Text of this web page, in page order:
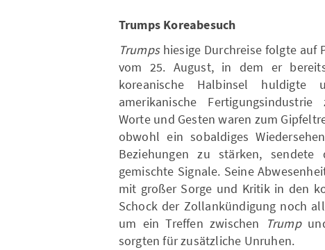
Trumps Koreabesuch
Trumpshiesige Durchreise folgte auf
vom 25. August, in dem er
koreanische Halbinsel
amerikanische
Worte und Gesten waren zum
obwohl ein sobaldiges
Beziehungen zu stärken,
gemischte Signale. Seine
mit großer Sorge und Kritik in den
Schock der Zollankündigung noch
um ein Treffen zwischen
Trump
sorgten für zusätzliche Unruhen.